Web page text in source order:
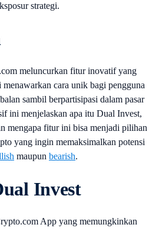
strategi.
meluncurkan fitur inovatif yang
cara unik bagi pengguna
sambil berpartisipasi dalam pasar
ini menjelaskan apa itu Dual Invest,
mengapa fitur ini bisa menjadi pilihan
yang ingin memaksimalkan potensi
maupun bearish.
Invest
App yang memungkinkan